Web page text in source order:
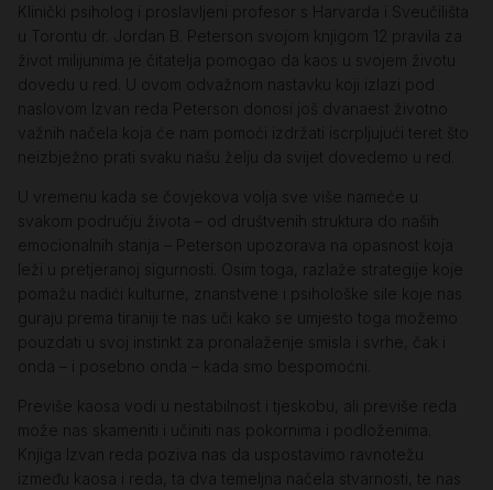
Klinički psiholog i proslavljeni profesor s Harvarda i Sveučilišta
u Torontu dr. Jordan B. Peterson svojom knjigom 12 pravila za
život milijunima je čitatelja pomogao da kaos u svojem životu
dovedu u red. U ovom odvažnom nastavku koji izlazi pod
naslovom Izvan reda Peterson donosi još dvanaest životno
važnih načela koja će nam pomoći izdržati iscrpljujući teret što
neizbježno prati svaku našu želju da svijet dovedemo u red.
U vremenu kada se čovjekova volja sve više nameće u
svakom području života – od društvenih struktura do naših
emocionalnih stanja – Peterson upozorava na opasnost koja
leži u pretjeranoj sigurnosti. Osim toga, razlaže strategije koje
pomažu nadići kulturne, znanstvene i psihološke sile koje nas
guraju prema tiraniji te nas uči kako se umjesto toga možemo
pouzdati u svoj instinkt za pronalaženje smisla i svrhe, čak i
onda – i posebno onda – kada smo bespomoćni.
Previše kaosa vodi u nestabilnost i tjeskobu, ali previše reda
može nas skameniti i učiniti nas pokornima i podloženima.
Knjiga Izvan reda poziva nas da uspostavimo ravnotežu
između kaosa i reda, ta dva temeljna načela stvarnosti, te nas